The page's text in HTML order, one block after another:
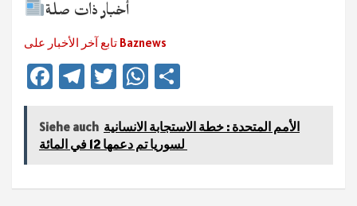
أخبار ذات صلة
تابع آخر الأخبار على Baznews
Fa
b
o
Te
gr
a
T
tt
er
W
at
sA
n
Siehe auch الأمم المتحدة : خطة الاستجابة الانسانية